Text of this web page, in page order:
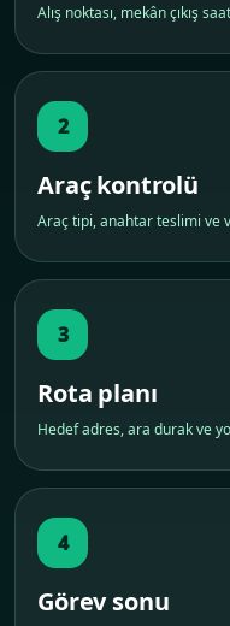
Alış noktası, mekân çıkış
2
Araç kontrolü
Araç tipi, anahtar teslimi ve
3
Rota planı
Hedef adres, ara durak ve
4
Görev sonu